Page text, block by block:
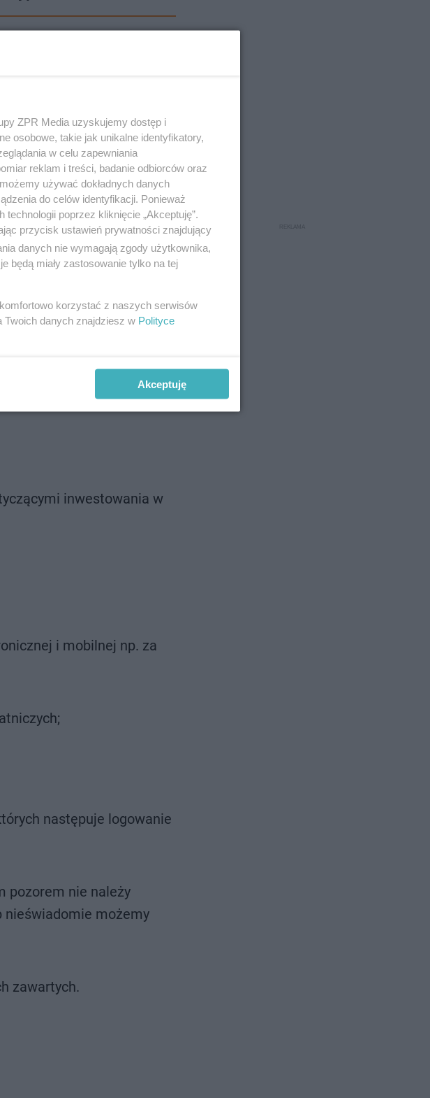
określonego
czemu
inwestowania w
i mobilnej np. za
następuje logowanie
pozorem nie należy
nieświadomie możemy
zawartych.
ZPR Media uzyskujemy dostęp i
osobowe, takie jak unikalne identyfikatory,
w celu zapewniania
reklam i treści, badanie odbiorców oraz
używać dokładnych danych
do celów identyfikacji. Ponieważ
poprzez kliknięcie „Akceptuję”.
przycisk ustawień prywatności znajdujący
danych nie wymagają zgody użytkownika,
będą miały zastosowanie tylko na tej
korzystać z naszych serwisów
Twoich danych znajdziesz w Polityce
Akceptuję